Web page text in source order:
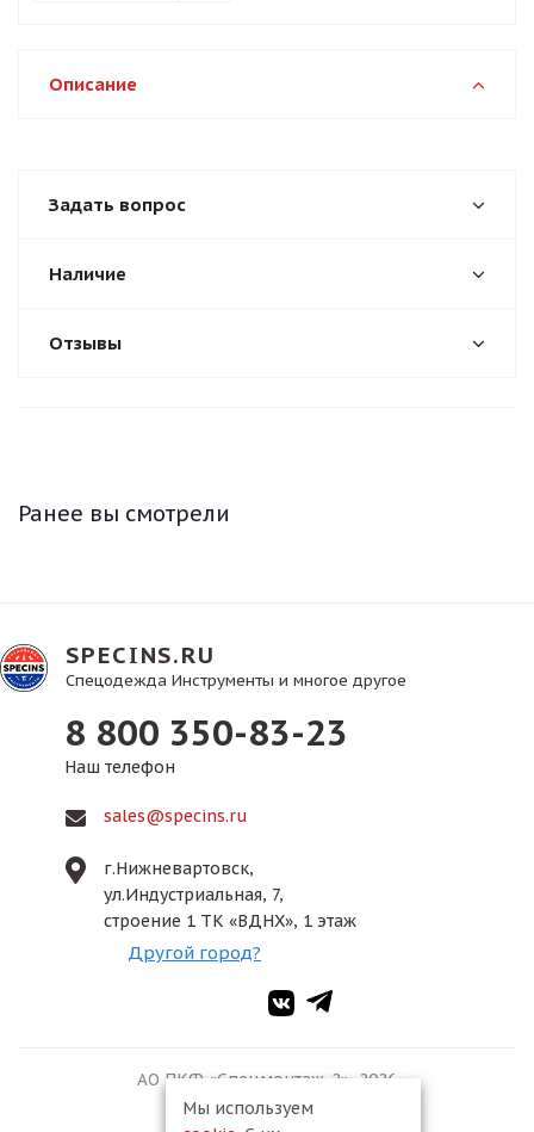
Описание
Задать вопрос
Наличие
Отзывы
Ранее вы смотрели
SPECINS.RU
Спецодежда Инструменты и многое другое
8 800 350-83-23
Наш телефон
sales@specins.ru
г.Нижневартовск,
ул.Индустриальная, 7,
строение 1 ТК «ВДНХ», 1 этаж
Другой город?
АО ПКФ «Спецмонтаж-2», 2026
Мы используем